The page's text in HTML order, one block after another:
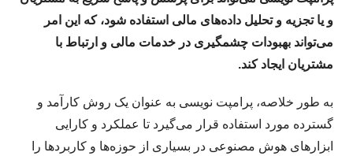
و یا تجزیه و تحلیل داده‌های مالی استفاده شود، که این امر
می‌تواند بهبودات چشمگیری در خدمات مالی و ارتباط با
مشتریان ایجاد کند.
به طور خلاصه، پرامپت نویسی به عنوان یک روش کارآمد و
گسترده مورد استفاده قرار می‌گیرد تا عملکرد و کارایی
ابزارهای هوش مصنوعی در بسیاری از حوزه‌ها و کاربردها را